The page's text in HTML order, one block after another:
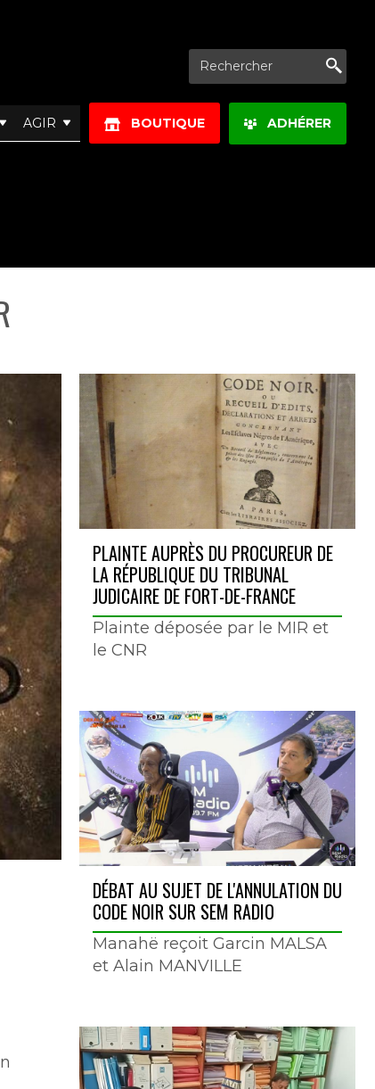
ADHÉRER
BOUTIQUE
AGIR
PLAINTE AUPRÈS DU PROCUREUR DE
LA RÉPUBLIQUE DU TRIBUNAL
JUDICAIRE DE FORT-DE-FRANCE
Plainte déposée par le MIR et
le CNR
DÉBAT AU SUJET DE L'ANNULATION DU
CODE NOIR SUR SEM RADIO
Manahë reçoit Garcin MALSA
et Alain MANVILLE